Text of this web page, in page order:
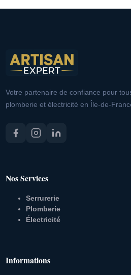
Votre partenaire de confiance pour
plomberie et électricité en Île-de-
Nos Services
Serrurerie
Plomberie
Électricité
Informations